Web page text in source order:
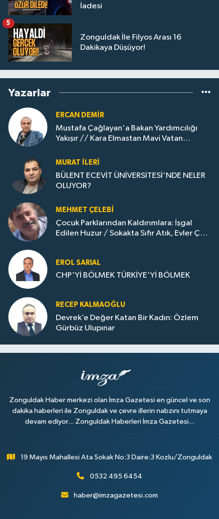
İadesi
Zonguldak İle Filyos Arası 16
Dakikaya Düşüyor!
5
Yazarlar
ERCAN DEMIR
Mustafa Çağlayan'a Bakan Yardımcılığı
Yakışır // ​Kara Elmastan Mavi Vatan
MURAT İLERI
BÜLENT ECEVİT ÜNİVERSİTESİ'NDE NELER
OLUYOR?
MEHMET ÇELEBI
Çocuk Parklarından Kaldırımlara: İşgal
Edilen Huzur / Sokakta Sıfır Atık, Evler Çöp
EROL SARIAL
CHP'Yİ BÖLMEK TÜRKİYE'Yİ BÖLMEK
RECEP KALMAOĞLU
Devrek’e Değer Katan Bir Kadın: Özlem
Gürbüz Ulupınar
Zonguldak Haber merkezi olan İmza Gazetesi en güncel ve son
dakika haberleri ile Zonguldak ve çevre illerin nabzını tutmaya
devam ediyor... Zonguldak Haberleri İmza Gazetesi...
19 Mayıs Mahallesi Ata Sokak No:3 Daire:3 Kozlu/Zonguldak
0532 495 6454
haber@imzagazetesi.com